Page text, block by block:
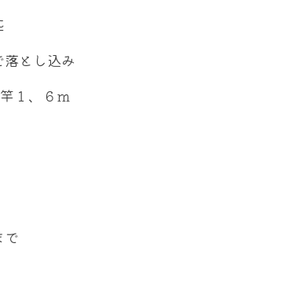
とし込み
１、６ｍ
で